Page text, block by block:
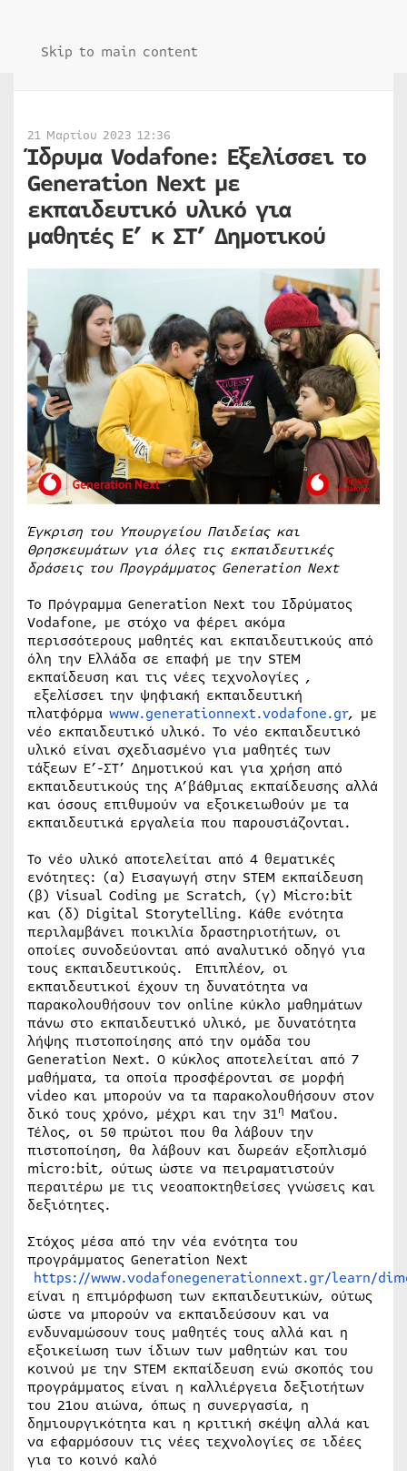
Skip to main content
21 Μαρτίου 2023 12:36
Ίδρυμα Vodafone: Εξελίσσει το
Generation Next με
εκπαιδευτικό υλικό για
μαθητές Ε’ κ ΣΤ’ Δημοτικού
Έγκριση του Υπουργείου Παιδείας και
Θρησκευμάτων για όλες τις εκπαιδευτικές
δράσεις του Προγράμματος Generation Next
Το Πρόγραμμα Generation Next του Ιδρύματος
Vodafone, με στόχο να φέρει ακόμα
περισσότερους μαθητές και εκπαιδευτικούς από
όλη την Ελλάδα σε επαφή με την STEM
εκπαίδευση και τις νέες τεχνολογίες ,
εξελίσσει την ψηφιακή εκπαιδευτική
πλατφόρμα www.generationnext.vodafone.gr, με
νέο εκπαιδευτικό υλικό. Το νέο εκπαιδευτικό
υλικό είναι σχεδιασμένο για μαθητές των
τάξεων Ε’-ΣΤ’ Δημοτικού και για χρήση από
εκπαιδευτικούς της Α’βάθμιας εκπαίδευσης αλλά
και όσους επιθυμούν να εξοικειωθούν με τα
εκπαιδευτικά εργαλεία που παρουσιάζονται.
Το νέο υλικό αποτελείται από 4 θεματικές
ενότητες: (α) Εισαγωγή στην STEM εκπαίδευση
(β) Visual Coding με Scratch, (γ) Micro:bit
και (δ) Digital Storytelling. Κάθε ενότητα
περιλαμβάνει ποικιλία δραστηριοτήτων, οι
οποίες συνοδεύονται από αναλυτικό οδηγό για
τους εκπαιδευτικούς. Επιπλέον, οι
εκπαιδευτικοί έχουν τη δυνατότητα να
παρακολουθήσουν τον online κύκλο μαθημάτων
πάνω στο εκπαιδευτικό υλικό, με δυνατότητα
λήψης πιστοποίησης από την ομάδα του
Generation Next. Ο κύκλος αποτελείται από 7
μαθήματα, τα οποία προσφέρονται σε μορφή
video και μπορούν να τα παρακολουθήσουν στον
δικό τους χρόνο, μέχρι και την 31η Μαΐου.
Τέλος, οι 50 πρώτοι που θα λάβουν την
πιστοποίηση, θα λάβουν και δωρεάν εξοπλισμό
micro:bit, ούτως ώστε να πειραματιστούν
περαιτέρω με τις νεοαποκτηθείσες γνώσεις και
δεξιότητες.
Στόχος μέσα από την νέα ενότητα του
προγράμματος Generation Next
https://www.vodafonegenerationnext.gr/learn/
είναι η επιμόρφωση των εκπαιδευτικών, ούτως
ώστε να μπορούν να εκπαιδεύσουν και να
ενδυναμώσουν τους μαθητές τους αλλά και η
εξοικείωση των ίδιων των μαθητών και του
κοινού με την STEM εκπαίδευση ενώ σκοπός του
προγράμματος είναι η καλλιέργεια δεξιοτήτων
του 21ου αιώνα, όπως η συνεργασία, η
δημιουργικότητα και η κριτική σκέψη αλλά και
να εφαρμόσουν τις νέες τεχνολογίες σε ιδέες
για το κοινό καλό